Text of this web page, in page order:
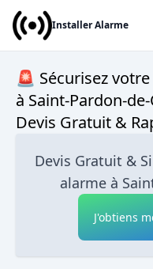
Installer Alarme
🚨 Sécurisez
à Saint-Pardon-
Devis Gratuit &
Devis Gratuit &
alarme à
J'obtiens